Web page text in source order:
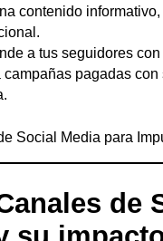
contenido
a tus seguidores
campañas pagadas
de